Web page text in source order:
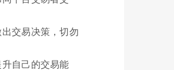
交易决策，切勿
自己的交易能